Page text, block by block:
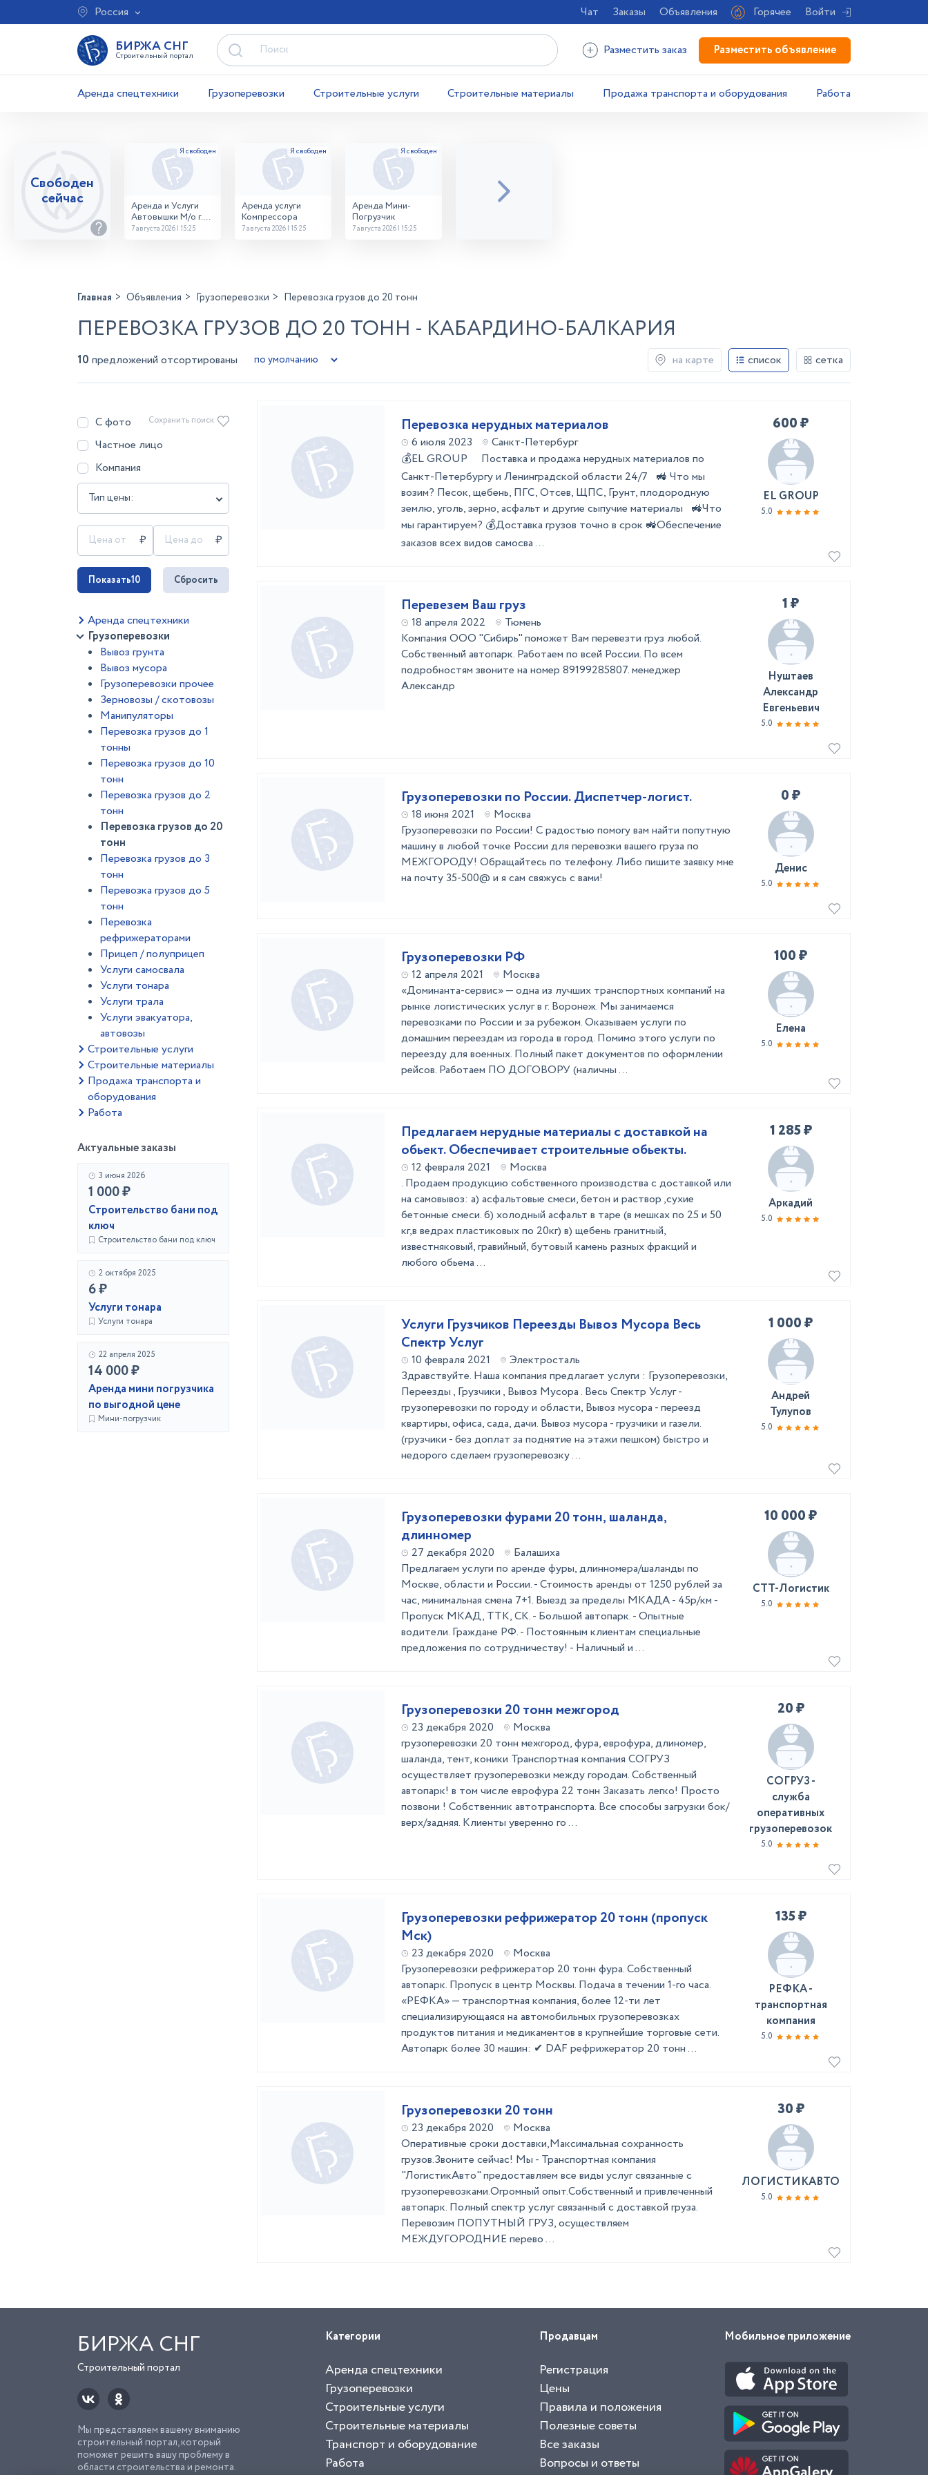
Россия Чат Заказы Объявления Горячее Войти
БИРЖА СНГ
Строительный портал Разместить заказ Разместить объявление
Аренда спецтехники Грузоперевозки Строительные услуги Строительные материалы Продажа транспорта и оборудования Работа
Свободен
сейчас
Аренда и Услуги
Автовышки М/о г.
Домодедово
7 августа 2026 | 15:25
Аренда услуги
Компрессора
7 августа 2026 | 15:25
Аренда Мини-
Погрузчик
7 августа 2026 | 15:25
Главная Объявления Грузоперевозки Перевозка грузов до 20 тонн
ПЕРЕВОЗКА ГРУЗОВ ДО 20 ТОНН - КАБАРДИНО-БАЛКАРИЯ
10 предложений отсортированы на карте список сетка
С фото
Частное лицо
Компания
Тип цены:
Сохранить поиск
Показать10 Сбросить
Аренда спецтехники
Грузоперевозки
Вывоз грунта
Вывоз мусора
Грузоперевозки прочее
Зерновозы / скотовозы
Манипуляторы
Перевозка грузов до 1
тонны
Перевозка грузов до 10
тонн
Перевозка грузов до 2
тонн
Перевозка грузов до 20
тонн
Перевозка грузов до 3
тонн
Перевозка грузов до 5
тонн
Перевозка
рефрижераторами
Прицеп / полуприцеп
Услуги самосвала
Услуги тонара
Услуги трала
Услуги эвакуатора,
автовозы
Строительные услуги
Строительные материалы
Продажа транспорта и
оборудования
Работа
Актуальные заказы
3 июня 2026
1 000 ₽
Строительство бани под
ключ
Строительство бани под ключ
2 октября 2025
6 ₽
Услуги тонара
Услуги тонара
22 апреля 2025
14 000 ₽
Аренда мини погрузчика
по выгодной цене
Мини-погрузчик
Перевозка нерудных материалов
6 июля 2023
Санкт-Петербург
💰EL GROUP Поставка и продажа нерудных материалов по
Санкт-Петербургу и Ленинградской области 24/7 🚜 Что мы
возим? Песок, щебень, ПГС, Отсев, ЩПС, Грунт, плодородную
землю, уголь, зерно, асфальт и другие сыпучие материалы 🚜Что
мы гарантируем? 💰Доставка грузов точно в срок 🚜Обеспечение
заказов всех видов самосва ...
600 ₽
EL GROUP
5.0
Перевезем Ваш груз
18 апреля 2022
Тюмень
Компания ООО "Сибирь" поможет Вам перевезти груз любой.
Собственный автопарк. Работаем по всей России. По всем
подробностям звоните на номер 89199285807. менеджер
Александр
1 ₽
Нуштаев
Александр
Евгеньевич
5.0
Грузоперевозки по России. Диспетчер-логист.
18 июня 2021
Москва
Грузоперевозки по России! С радостью помогу вам найти попутную
машину в любой точке России для перевозки вашего груза по
МЕЖГОРОДУ! Обращайтесь по телефону. Либо пишите заявку мне
на почту 35-500@ и я сам свяжусь с вами!
0 ₽
Денис
5.0
Грузоперевозки РФ
12 апреля 2021
Москва
«Доминанта-сервис» — одна из лучших транспортных компаний на
рынке логистических услуг в г. Воронеж. Мы занимаемся
перевозками по России и за рубежом. Оказываем услуги по
домашним переездам из города в город. Помимо этого услуги по
переезду для военных. Полный пакет документов по оформлении
рейсов. Работаем ПО ДОГОВОРУ (наличны ...
100 ₽
Елена
5.0
Предлагаем нерудные материалы с доставкой на
обьект. Обеспечивает строительные обьекты.
12 февраля 2021
Москва
. Продаем продукцию собственного производства с доставкой или
на самовывоз: а) асфальтовые смеси, бетон и раствор ,сухие
бетонные смеси. б) холодный асфальт в таре (в мешках по 25 и 50
кг,в ведрах пластиковых по 20кг) в) щебень гранитный,
известняковый, гравийный, бутовый камень разных фракций и
любого обьема ...
1 285 ₽
Аркадий
5.0
Услуги Грузчиков Переезды Вывоз Мусора Весь
Спектр Услуг
10 февраля 2021
Электросталь
Здравствуйте. Наша компания предлагает услуги : Грузоперевозки,
Переезды , Грузчики , Вывоз Мусора . Весь Спектр Услуг -
грузоперевозки по городу и области, Вывоз мусора - переезд
квартиры, офиса, сада, дачи. Вывоз мусора - грузчики и газели.
(грузчики - без доплат за поднятие на этажи пешком) быстро и
недорого сделаем грузоперевозку ...
1 000 ₽
Андрей
Тулупов
5.0
Грузоперевозки фурами 20 тонн, шаланда,
длинномер
27 декабря 2020
Балашиха
Предлагаем услуги по аренде фуры, длинномера/шаланды по
Москве, области и России. - Стоимость аренды от 1250 рублей за
час, минимальная смена 7+1. Выезд за пределы МКАДА - 45р/км -
Пропуск МКАД, ТТК, СК. - Большой автопарк. - Опытные
водители. Граждане РФ. - Постоянным клиентам специальные
предложения по сотрудничеству! - Наличный и ...
10 000 ₽
СТТ-Логистик
5.0
Грузоперевозки 20 тонн межгород
23 декабря 2020
Москва
грузоперевозки 20 тонн межгород, фура, еврофура, длиномер,
шаланда, тент, коники Транспортная компания СОГРУЗ
осуществляет грузоперевозки между городам. Собственный
автопарк! в том числе еврофура 22 тонн Заказать легко! Просто
позвони ! Собственник автотранспорта. Все способы загрузки бок/
верх/задняя. Клиенты уверенно го ...
20 ₽
СОГРУЗ -
служба
оперативных
грузоперевозок
5.0
Грузоперевозки рефрижератор 20 тонн (пропуск
Мск)
23 декабря 2020
Москва
Грузоперевозки рефрижератор 20 тонн фура. Собственный
автопарк. Пропуск в центр Москвы. Подача в течении 1-го часа.
«РЕФКА» — транспортная компания, более 12-ти лет
специализирующаяся на автомобильных грузоперевозках
продуктов питания и медикаментов в крупнейшие торговые сети.
Автопарк более 30 машин: ✔ DAF рефрижератор 20 тонн ...
135 ₽
РЕФКА -
транспортная
компания
5.0
Грузоперевозки 20 тонн
23 декабря 2020
Москва
Оперативные сроки доставки,Максимальная сохранность
грузов.Звоните сейчас! Мы - Транспортная компания
"ЛогистикАвто" предоставляем все виды услуг связанные с
грузоперевозками.Огромный опыт.Собственный и привлеченный
автопарк. Полный спектр услуг связанный с доставкой груза.
Перевозим ПОПУТНЫЙ ГРУЗ, осуществляем
МЕЖДУГОРОДНИЕ перево ...
30 ₽
ЛОГИСТИКАВТО
5.0
БИРЖА СНГ
Строительный портал
Мы представляем вашему вниманию
строительный портал, который
поможет решить вашу проблему в
области строительства и ремонта.
Категории
Аренда спецтехники
Грузоперевозки
Строительные услуги
Строительные материалы
Транспорт и оборудование
Работа
Продавцам
Регистрация
Цены
Правила и положения
Полезные советы
Все заказы
Вопросы и ответы
Мобильное приложение